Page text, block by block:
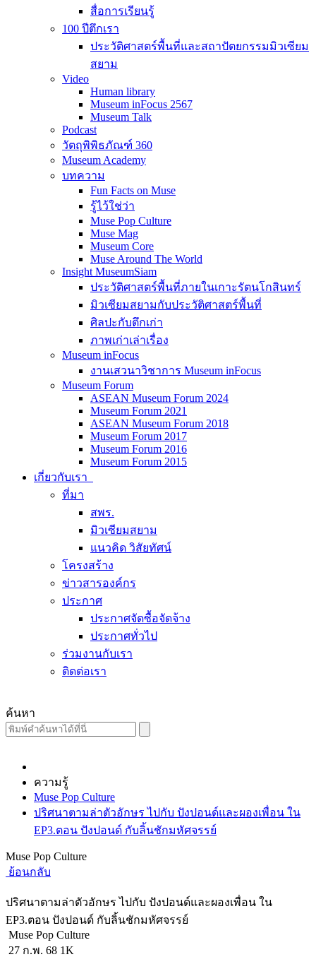
สื่อการเรียนรู้
100 ปีตึกเรา
ประวัติศาสตร์พื้นที่และสถาปัตยกรรมมิวเซียม
สยาม
Video
Human library
Museum inFocus 2567
Museum Talk
Podcast
วัตถุพิพิธภัณฑ์ 360
Museum Academy
บทความ
Fun Facts on Muse
รู้ไว้ใช่ว่า
Muse Pop Culture
Muse Mag
Museum Core
Muse Around The World
Insight MuseumSiam
ประวัติศาสตร์พื้นที่ภายในเกาะรัตนโกสินทร์
มิวเซียมสยามกับประวัติศาสตร์พื้นที่
ศิลปะกับตึกเก่า
ภาพเก่าเล่าเรื่อง
Museum inFocus
งานเสวนาวิชาการ Museum inFocus
Museum Forum
ASEAN Museum Forum 2024
Museum Forum 2021
ASEAN Museum Forum 2018
Museum Forum 2017
Museum Forum 2016
Museum Forum 2015
เกี่ยวกับเรา
ที่มา
สพร.
มิวเซียมสยาม
แนวคิด วิสัยทัศน์
โครงสร้าง
ข่าวสารองค์กร
ประกาศ
ประกาศจัดซื้อจัดจ้าง
ประกาศทั่วไป
ร่วมงานกับเรา
ติดต่อเรา
ค้นหา
ความรู้
Muse Pop Culture
ปริศนาตามล่าตัวอักษร ไปกับ ปังปอนด์และผองเพื่อน ใน
EP3.ตอน ปังปอนด์ กับลิ้นชักมหัศจรรย์
Muse Pop Culture
ย้อนกลับ
ปริศนาตามล่าตัวอักษร ไปกับ ปังปอนด์และผองเพื่อน ใน
EP3.ตอน ปังปอนด์ กับลิ้นชักมหัศจรรย์
Muse Pop Culture
27 ก.พ. 68 1K